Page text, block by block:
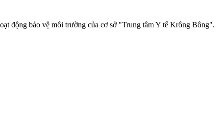
động bảo vệ môi trường của cơ sở "Trung tâm Y tế Krông Bông".